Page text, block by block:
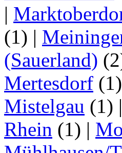
|
(1) |
(Sauerland)
Mertesdorf (1)
Mistelgau (1) |
Rhein (1) |